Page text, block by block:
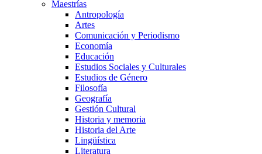
Maestrías
Antropología
Artes
Comunicación y Periodismo
Economía
Educación
Estudios Sociales y Culturales
Estudios de Género
Filosofía
Geografía
Gestión Cultural
Historia y memoria
Historia del Arte
Lingüística
Literatura